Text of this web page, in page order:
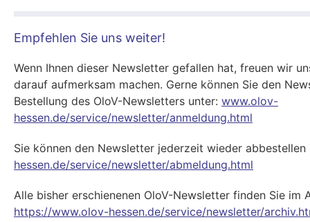
Empfehlen Sie uns weiter!
Wenn Ihnen dieser Newsletter gefallen hat, freuen wir
darauf aufmerksam machen. Gerne können Sie den
Bestellung des OloV-Newsletters unter: www.olov-
hessen.de/service/newsletter/anmeldung.html
Sie können den Newsletter jederzeit wieder
hessen.de/service/newsletter/abmeldung.html
Alle bisher erschienenen OloV-Newsletter finden Sie im
https://www.olov-hessen.de/service/newsletter/